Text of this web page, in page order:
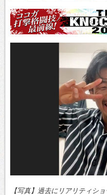
【写真】過去にリアリティシ